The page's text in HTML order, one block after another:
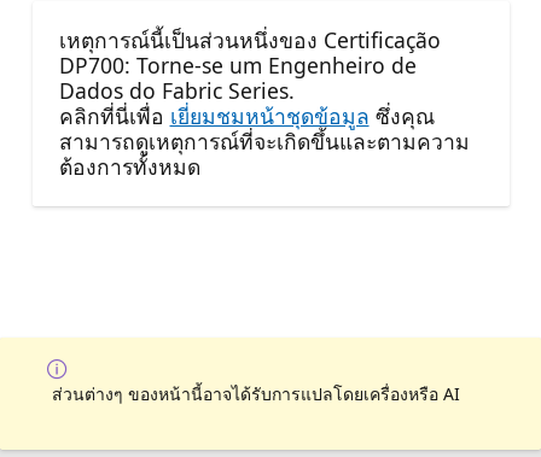
เหตุการณ์นี้เป็นส่วนหนึ่งของ Certificação
DP700: Torne-se um Engenheiro de
Dados do Fabric Series.
คลิกที่นี่เพื่อ เยี่ยมชมหน้าชุดข้อมูล ซึ่งคุณ
สามารถดูเหตุการณ์ที่จะเกิดขึ้นและตามความ
ต้องการทั้งหมด
ส่วนต่างๆ ของหน้านี้อาจได้รับการแปลโดยเครื่องหรือ AI